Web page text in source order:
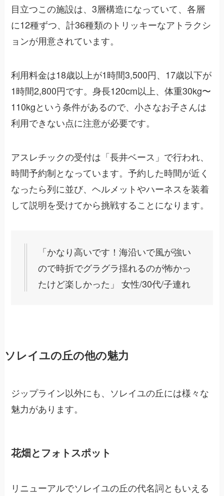
目立つこの施設は、3層構造になっていて、各層
に12種ずつ、計36種類のトリッキーなアトラクシ
ョンが用意されています。
利用料金は18歳以上が1時間3,500円、17歳以下が
1時間2,800円です。身長120cm以上、体重30kg〜
110kgという条件があるので、小さなお子さんは
利用できない点に注意が必要です。
アスレチックの受付は「長井ベース」で行われ、
時間予約制となっています。予約した時間が近く
なったら列に並び、ヘルメットやハーネスを装着
して説明を受けてから挑戦することになります。
「かなり高いです！海沿いで風が強い
ので時折でグラグラ揺れるのが怖かっ
たけど楽しかった」 女性/30代/子連れ
ソレイユの丘の他の魅力
ジップライン以外にも、ソレイユの丘には様々な
魅力があります。
花畑とフォトスポット
リニューアルでソレイユの丘の代名詞ともいえる